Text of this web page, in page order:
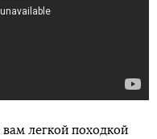
легкой походкой